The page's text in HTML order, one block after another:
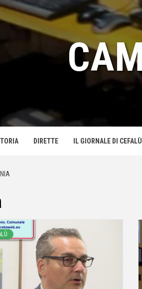
DIRETTE IL GIORNALE DI CEFALÙ